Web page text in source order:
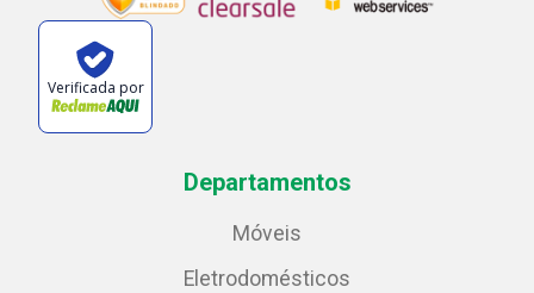
Verificada por
Departamentos
Móveis
Eletrodomésticos